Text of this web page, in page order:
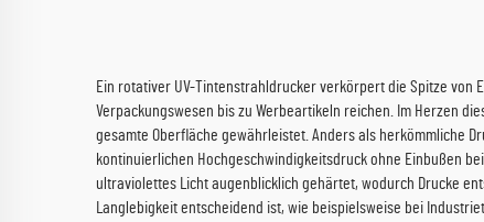
Ein rotativer UV-Tintenstrahldrucker verkörpert die Spitze von
Verpackungswesen bis zu Werbeartikeln reichen. Im Herzen
gesamte Oberfläche gewährleistet. Anders als herkömmliche
kontinuierlichen Hochgeschwindigkeitsdruck ohne Einbußen
ultraviolettes Licht augenblicklich gehärtet, wodurch Drucke
Langlebigkeit entscheidend ist, wie beispielsweise bei